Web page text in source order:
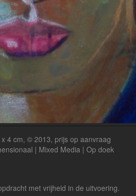
4 cm, © 2013, prijs op aanvraag
| Mixed Media | Op doek
met vrijheid in de uitvoering.